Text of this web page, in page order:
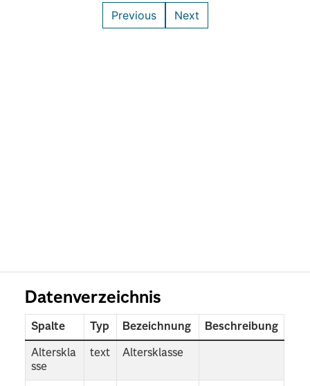
Datenverzeichnis
Spalte Typ Bezeichnung Beschreibung
Alterskla
sse
text Altersklasse